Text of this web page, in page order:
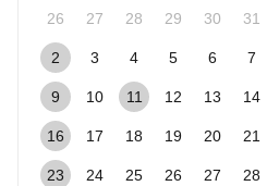
26 27 28 29 30 31
2 3 4 5 6 7
9 10 11 12 13 14
16 17 18 19 20 21
23 24 25 26 27 28